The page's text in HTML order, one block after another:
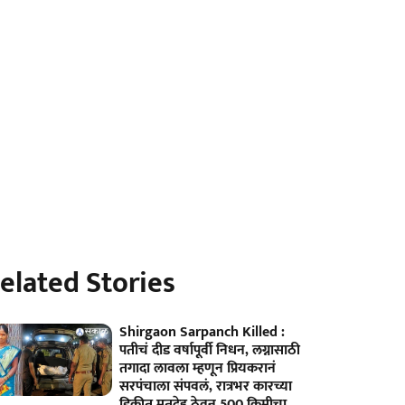
Stories
Shirgaon Sarpanch Killed :
पतीचं दीड वर्षापूर्वी निधन, लग्नासाठी
तगादा लावला म्हणून प्रियकरानं
सरपंचाला संपवलं, रात्रभर कारच्या